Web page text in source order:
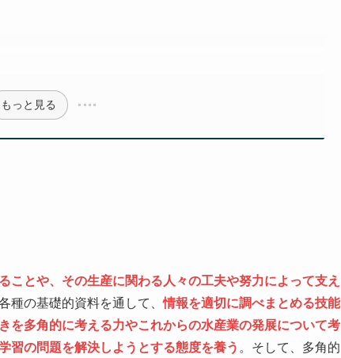
もっと見る
ことや、その生産に関わる人々の工夫や努力によって支え
種の基礎的資料を通して、情報を適切に調べまとめる技能
を多角的に考える力やこれからの水産業の発展について考
習の問題を解決しようとする態度を養う 。そして、多角的